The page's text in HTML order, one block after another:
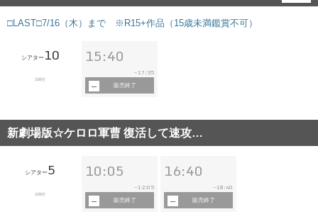
□LAST□7/16（木）まで ※R15+作品（15歳未満鑑賞不可）
シアター10
108分
15:40
~ 17:35
販売終了
新劇場版☆ケロロ軍曹 復活して速攻…
シアター5
109分
10:05
~12:05
販売終了
16:40
~18:40
販売終了